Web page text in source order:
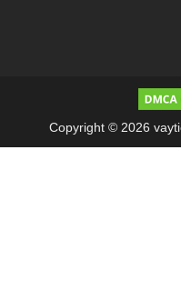
Copyright © 2026